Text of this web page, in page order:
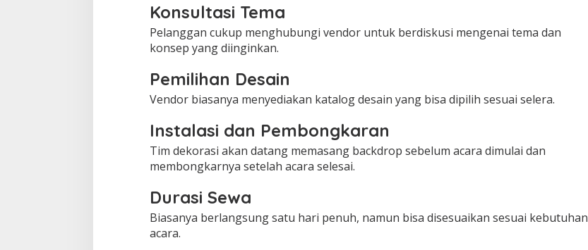
Konsultasi Tema
Pelanggan cukup menghubungi vendor untuk berdiskusi mengenai tema dan
konsep yang diinginkan.
Pemilihan Desain
Vendor biasanya menyediakan katalog desain yang bisa dipilih sesuai selera.
Instalasi dan Pembongkaran
Tim dekorasi akan datang memasang backdrop sebelum acara dimulai dan
membongkarnya setelah acara selesai.
Durasi Sewa
Biasanya berlangsung satu hari penuh, namun bisa disesuaikan sesuai kebutuhan
acara.